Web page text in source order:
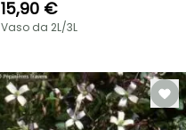
15,90 €
Vaso da 2L/3L